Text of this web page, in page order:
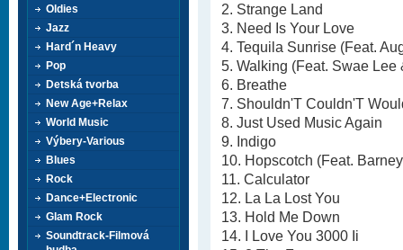
2. Strange Land
3. Need Is Your Love
4. Tequila Sunrise (Feat.
5. Walking (Feat. Swae Lee
6. Breathe
7. Shouldn'T Couldn'T
8. Just Used Music Again
9. Indigo
10. Hopscotch (Feat.
11. Calculator
12. La La Lost You
13. Hold Me Down
14. I Love You 3000 Ii
Oldies
Jazz
Hard´n Heavy
Pop
Detská tvorba
New Age+Relax
World Music
Výbery-Various
Blues
Rock
Dance+Electronic
Glam Rock
Soundtrack-Filmová